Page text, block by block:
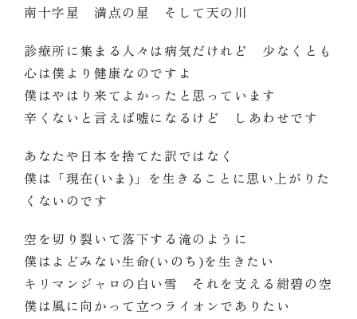
南十字星 満点の星 そして天の川
診療所に集まる人々は病気だけれど 少なくとも
心は僕より健康なのですよ
僕はやはり来てよかったと思っています
辛くないと言えば嘘になるけど しあわせです
あなたや日本を捨てた訳ではなく
僕は「現在(いま)」を生きることに思い上がりた
くないのです
空を切り裂いて落下する滝のように
僕はよどみない生命(いのち)を生きたい
キリマンジャロの白い雪 それを支える紺碧の空
僕は風に向かって立つライオンでありたい